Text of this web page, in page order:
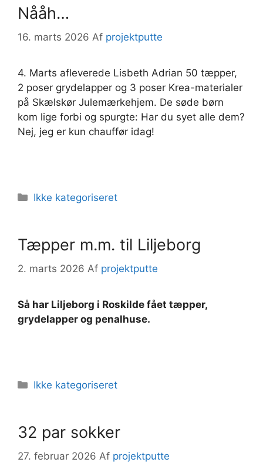
Nååh…
16. marts 2026 Af projektputte
4. Marts afleverede Lisbeth Adrian 50 tæpper,
2 poser grydelapper og 3 poser Krea-materialer
på Skælskør Julemærkehjem. De søde børn
kom lige forbi og spurgte: Har du syet alle dem?
Nej, jeg er kun chauffør idag!
Kategorier
Ikke kategoriseret
Tæpper m.m. til Liljeborg
2. marts 2026 Af projektputte
Så har Liljeborg i Roskilde fået tæpper,
grydelapper og penalhuse.
Kategorier
Ikke kategoriseret
32 par sokker
27. februar 2026 Af projektputte